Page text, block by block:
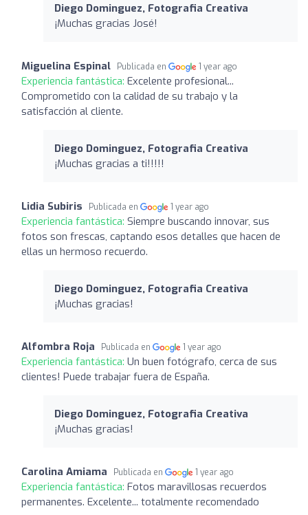
Diego Dominguez, Fotografia Creativa
¡Muchas gracias José!
Miguelina Espinal Publicada en 1 year ago
Experiencia fantástica: Excelente profesional...
Comprometido con la calidad de su trabajo y la
satisfacción al cliente.
Diego Dominguez, Fotografia Creativa
¡Muchas gracias a ti!!!!!
Lidia Subiris Publicada en 1 year ago
Experiencia fantástica: Siempre buscando innovar, sus
fotos son frescas, captando esos detalles que hacen de
ellas un hermoso recuerdo.
Diego Dominguez, Fotografia Creativa
¡Muchas gracias!
Alfombra Roja Publicada en 1 year ago
Experiencia fantástica: Un buen fotógrafo, cerca de sus
clientes! Puede trabajar fuera de España.
Diego Dominguez, Fotografia Creativa
¡Muchas gracias!
Carolina Amiama Publicada en 1 year ago
Experiencia fantástica: Fotos maravillosas recuerdos
permanentes. Excelente... totalmente recomendado